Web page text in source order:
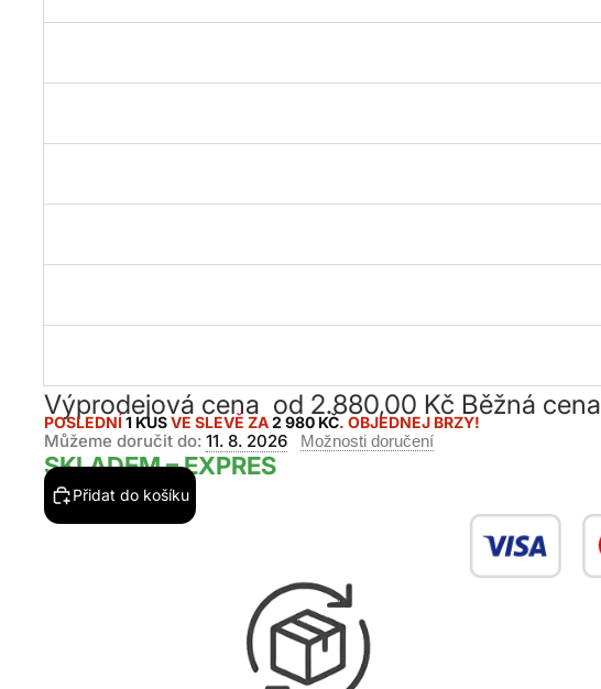
Výprodejová cena od 2.880,00 Kč Běžná cena
POSLEDNÍ 1 KUSVE SLEVĚ ZA2 980 KČ. OBJEDNEJ BRZY!
Můžeme doručit do: 11. 8. 2026 Možnosti doručení
SKLADEM – EXPRES
Přidat do košíku